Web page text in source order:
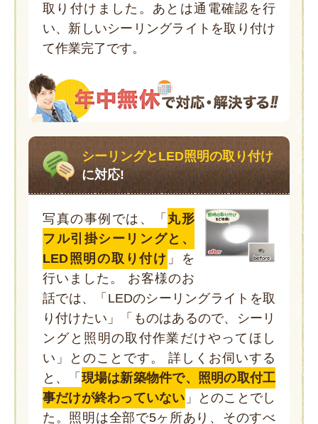
取り付けました。あとは通電確認を行
い、新しいシーリングライトを取り付け
て作業完了です。
シーリングとLED照明の取り付け
に対応!
写真の事例では、「 丸形
フル引掛シーリングと、
LED照明の取り付け 」を
行いました。 お客様のお
話では、「LEDのシーリングライトを取
り付けたい」「ものはあるので、シーリ
ングと照明の取付作業だけやってほし
い」とのことです。 詳しくお伺いする
と、「 現場は新築物件で、照明の取付工
事だけが終わっていない 」とのことでし
た。照明は全部で5ヶ所あり、そのすべ